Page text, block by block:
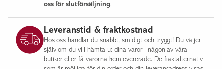
oss för slutförsäljning.
Leveranstid & fraktkostnad
Hos oss handlar du snabbt, smidigt och tryggt! Du väljer
själv om du vill hämta ut dina varor i någon av våra
butiker eller få varorna hemlevererade. De fraktalternativ